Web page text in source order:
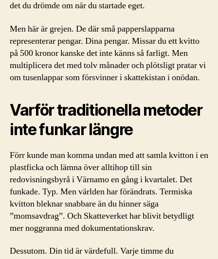
det du drömde om när du startade eget.
Men här är grejen. De där små papperslapparna
representerar pengar. Dina pengar. Missar du ett kvitto
på 500 kronor kanske det inte känns så farligt. Men
multiplicera det med tolv månader och plötsligt pratar vi
om tusenlappar som försvinner i skattekistan i onödan.
Varför traditionella metoder
inte funkar längre
Förr kunde man komma undan med att samla kvitton i en
plastficka och lämna över alltihop till sin
redovisningsbyrå i Värnamo en gång i kvartalet. Det
funkade. Typ. Men världen har förändrats. Termiska
kvitton bleknar snabbare än du hinner säga
”momsavdrag”. Och Skatteverket har blivit betydligt
mer noggranna med dokumentationskrav.
Dessutom. Din tid är värdefull. Varje timme du